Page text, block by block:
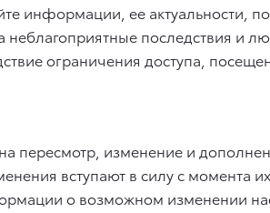
информации, ее
неблагоприятные последствия
ограничения доступа,
пересмотр, изменение и
вступают в силу с момента
о возможном изменении